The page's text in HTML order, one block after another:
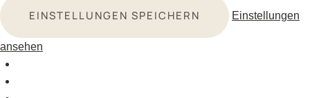
EINSTELLUNGEN SPEICHERN Einstellungen
ansehen